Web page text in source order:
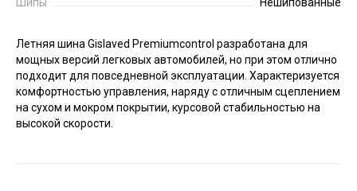
Летняя шина Gislaved Premiumcontrol разработана для
мощных версий легковых автомобилей, но при этом отлично
подходит для повседневной эксплуатации. Характеризуется
комфортностью управления, наряду с отличным сцеплением
на сухом и мокром покрытии, курсовой стабильностью на
высокой скорости.